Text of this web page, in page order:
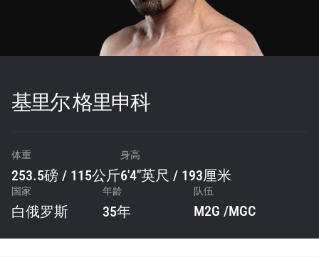
基里尔 格里申科
体重
253.5磅 / 115公斤
身高
6'4"英尺 / 193厘米
国家
白俄罗斯
年龄
35年
队伍
M2G /MGC